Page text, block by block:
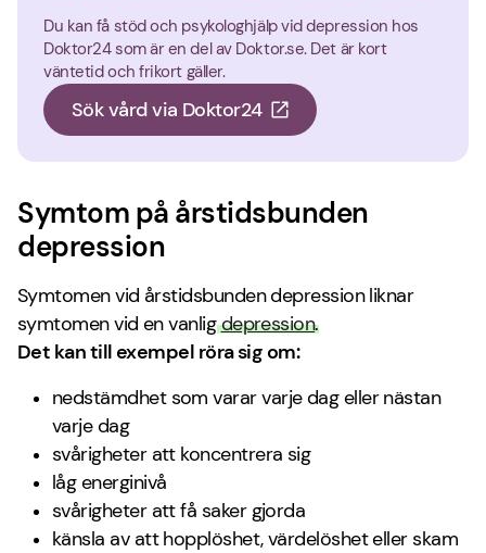
Du kan få stöd och psykologhjälp vid depression hos
Doktor24 som är en del av Doktor.se. Det är kort
väntetid och frikort gäller.
Sök vård via Doktor24
Symtom på årstidsbunden
depression
Symtomen vid årstidsbunden depression liknar
symtomen vid en vanligdepression.
Det kan till exempel röra sig om:
nedstämdhet som varar varje dag eller nästan
varje dag
svårigheter att koncentrera sig
låg energinivå
svårigheter att få saker gjorda
känsla av att hopplöshet, värdelöshet eller skam